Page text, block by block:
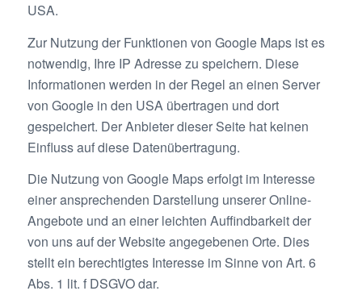
USA.
Zur Nutzung der Funktionen von Google Maps ist es
notwendig, Ihre IP Adresse zu speichern. Diese
Informationen werden in der Regel an einen Server
von Google in den USA übertragen und dort
gespeichert. Der Anbieter dieser Seite hat keinen
Einfluss auf diese Datenübertragung.
Die Nutzung von Google Maps erfolgt im Interesse
einer ansprechenden Darstellung unserer Online-
Angebote und an einer leichten Auffindbarkeit der
von uns auf der Website angegebenen Orte. Dies
stellt ein berechtigtes Interesse im Sinne von Art. 6
Abs. 1 lit. f DSGVO dar.